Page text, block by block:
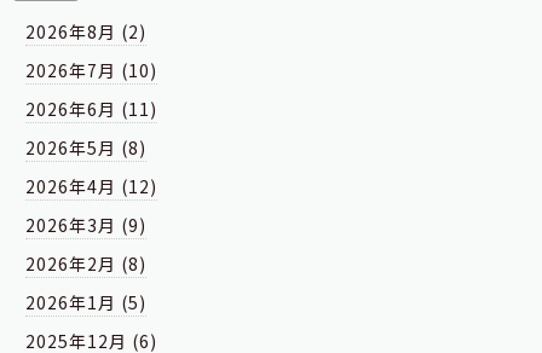
2026年8月 (2)
2026年7月 (10)
2026年6月 (11)
2026年5月 (8)
2026年4月 (12)
2026年3月 (9)
2026年2月 (8)
2026年1月 (5)
2025年12月 (6)